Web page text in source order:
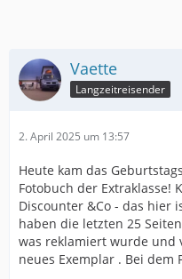
Vaette
Langzeitreisender
2. April 2025 um 13:57
Heute kam das
Fotobuch der Extraklasse!
Discounter &Co - das hier
haben die letzten 25
was reklamiert wurde und
neues Exemplar . Bei